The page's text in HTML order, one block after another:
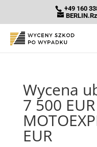
+49 160
Wycena
7 500
EUR